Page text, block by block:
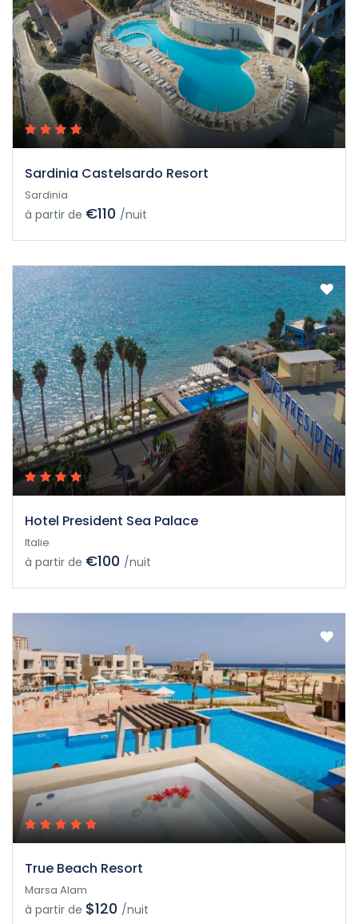
Sardinia Castelsardo Resort
Sardinia
à partir de €110 /nuit
Hotel President Sea Palace
Italie
à partir de €100 /nuit
True Beach Resort
Marsa Alam
à partir de $120 /nuit